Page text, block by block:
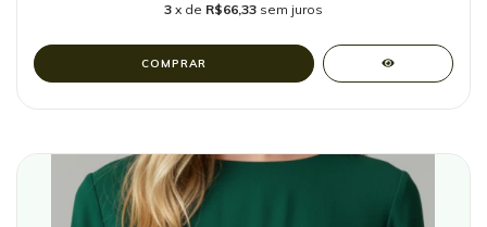
3 x de R$66,33 sem juros
COMPRAR